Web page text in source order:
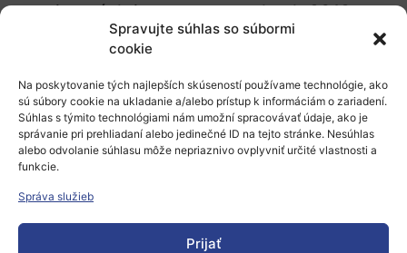
Spravujte súhlas so súbormi
cookie
Na poskytovanie tých najlepších skúseností používame technológie, ako
sú súbory cookie na ukladanie a/alebo prístup k informáciám o zariadení.
Súhlas s týmito technológiami nám umožní spracovávať údaje, ako je
správanie pri prehliadaní alebo jedinečné ID na tejto stránke. Nesúhlas
alebo odvolanie súhlasu môže nepriaznivo ovplyvniť určité vlastnosti a
funkcie.
Správa služieb
Prijať
viacerých investorov v rokoch 2019 a
a počiatočné financovanie sa zvýšila z
0,4-milióna EUR v roku 2019 na 0,5-
milióna EUR v roku 2020.
Medián predocenenia pre predbežné a
počiatočné financovanie sa zvýšil z 2,3-
mil. EUR v roku 2019 na 3,0-mil. EUR v